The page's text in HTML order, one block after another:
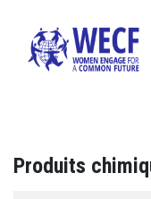
Produits